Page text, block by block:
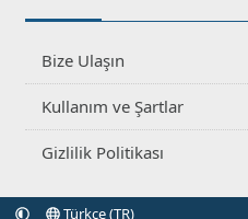
Bize Ulaşın
Kullanım ve Şartlar
Gizlilik Politikası
Türkçe (TR)